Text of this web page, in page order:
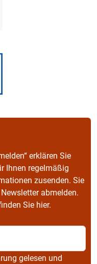
erklären Sie
Ihnen regelmäßig
zusenden. Sie
abmelden.
Sie hier.
gelesen und